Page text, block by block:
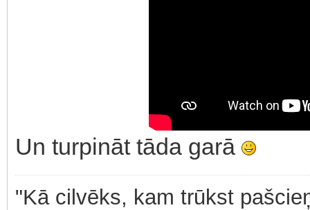
Un turpināt tāda garā
"Kā cilvēks, kam trūkst